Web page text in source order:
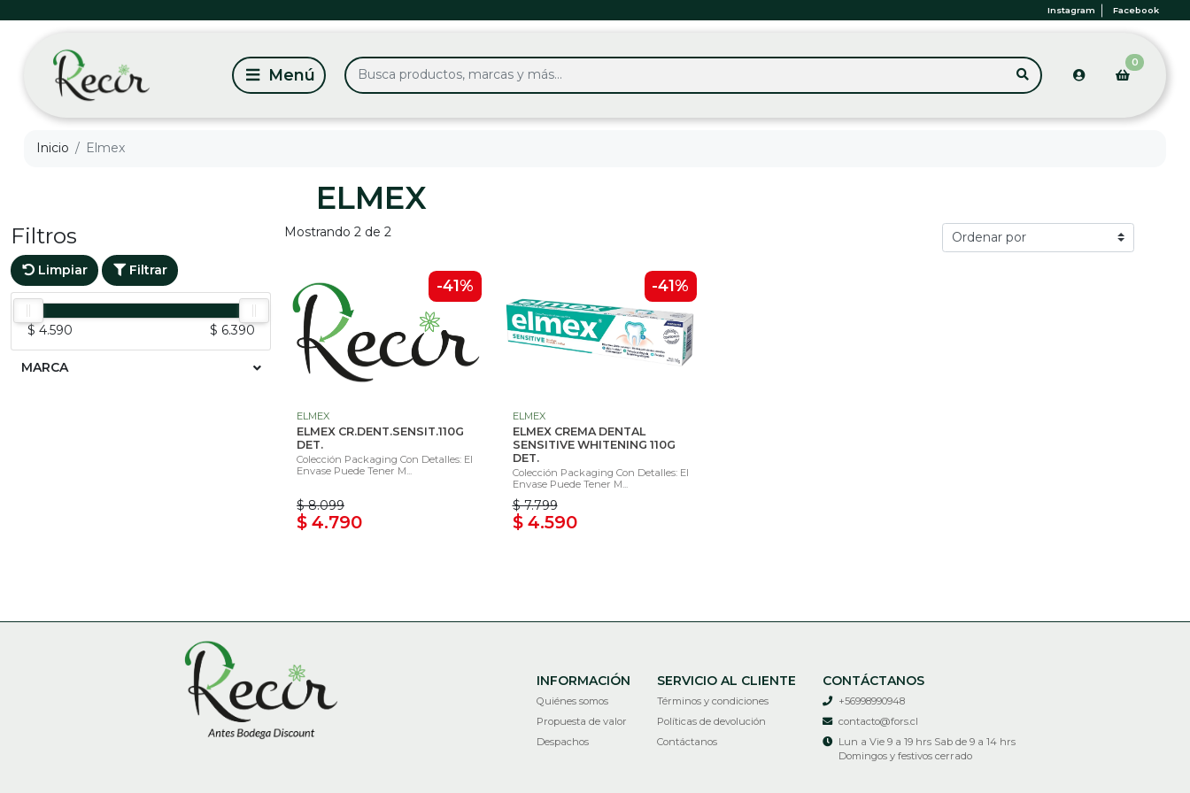
Instagram Facebook
0
Inicio Elmex
ELMEX
Filtros
Limpiar Filtrar
$ 4.590 $ 6.390
MARCA
Mostrando 2 de 2
-41%
ELMEX
ELMEX CR.DENT.SENSIT.110G
DET.
Colección Packaging Con Detalles: El
Envase Puede Tener M...
$ 8.099
$ 4.790
-41%
ELMEX
ELMEX CREMA DENTAL
SENSITIVE WHITENING 110G
DET.
Colección Packaging Con Detalles: El
Envase Puede Tener M...
$ 7.799
$ 4.590
INFORMACIÓN
Quiénes somos
Propuesta de valor
Despachos
SERVICIO AL CLIENTE
Términos y condiciones
Políticas de devolución
Contáctanos
CONTÁCTANOS
+56998990948
contacto@fors.cl
Lun a Vie 9 a 19 hrs Sab de 9 a 14 hrs
Domingos y festivos cerrado